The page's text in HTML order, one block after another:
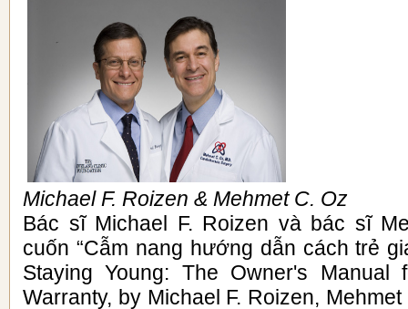
Michael F. Roizen & Mehmet C. Oz
Bác sĩ Michael F. Roizen và bác sĩ
cuốn “Cẫm nang hướng dẫn cách trẻ
Staying Young: The Owner's Manual
Warranty, by Michael F. Roizen,